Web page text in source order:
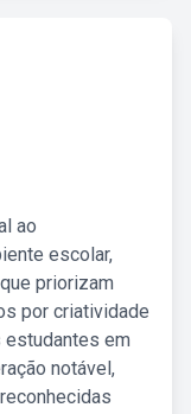
ao
escolar,
priorizam
por criatividade
estudantes em
notável,